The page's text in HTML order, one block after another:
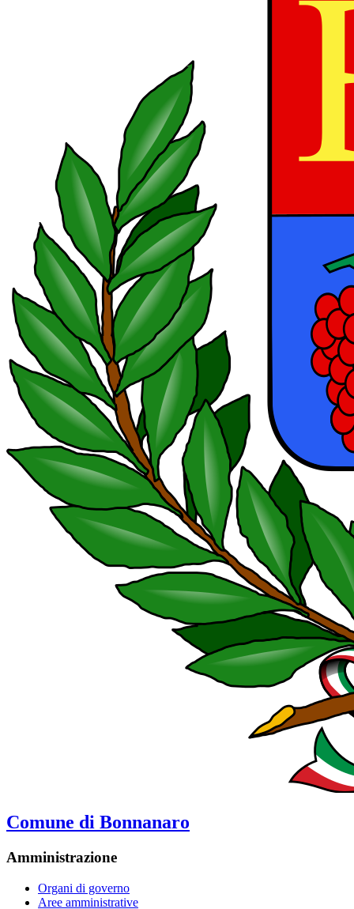
Comune di Bonnanaro
Amministrazione
Organi di governo
Aree amministrative